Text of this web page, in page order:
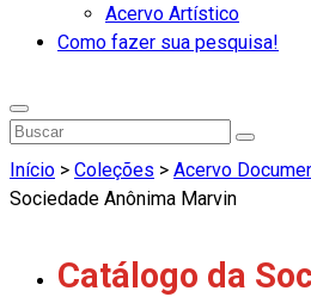
Acervo Artístico
Como fazer sua pesquisa!
Início > Coleções > Acervo
Sociedade Anônima Marvin
Catálogo da